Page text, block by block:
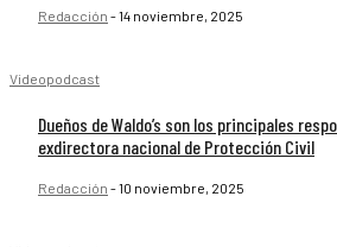
Redacción -14 noviembre, 2025
Videopodcast
Dueños de Waldo’s son los principales
exdirectora nacional de Protección Civil
Redacción -10 noviembre, 2025